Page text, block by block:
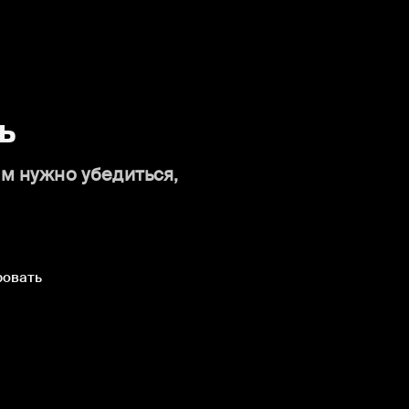
нужно убедиться,